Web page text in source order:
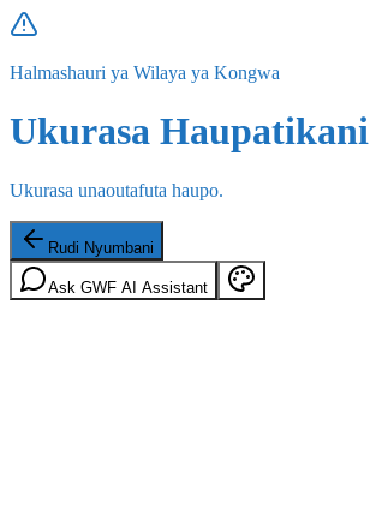
Halmashauri ya Wilaya ya Kongwa
Ukurasa Haupatikani
Ukurasa unaoutafuta haupo.
Rudi Nyumbani
Ask GWF AI Assistant